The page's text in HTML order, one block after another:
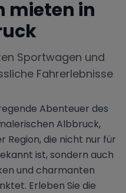
mieten in
Sportwagen und
Fahrerlebnisse
Abenteuer des
Albbruck,
die nicht nur für
ist, sondern auch
und charmanten
Erleben Sie die